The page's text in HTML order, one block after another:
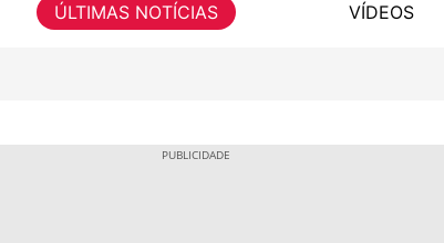
ÚLTIMAS NOTÍCIAS VÍDEOS